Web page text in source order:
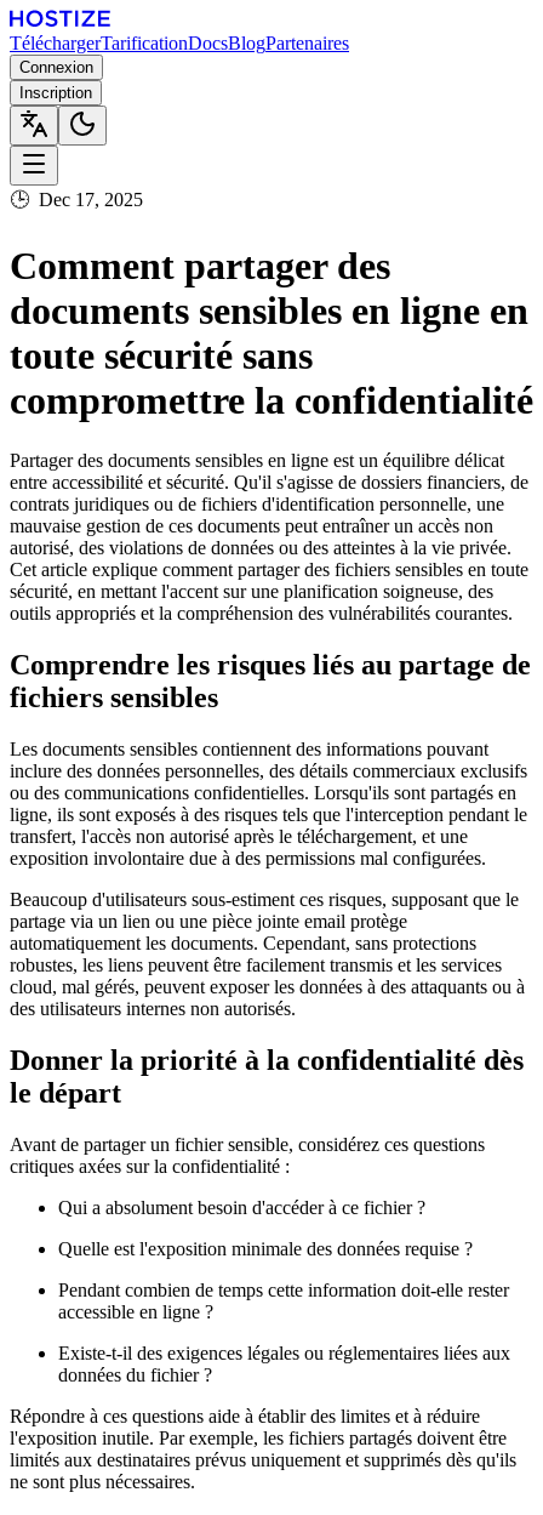
TéléchargerTarificationDocsBlogPartenaires
Connexion
Inscription
🕒 Dec 17, 2025
Comment partager des
documents sensibles en ligne en
toute sécurité sans
compromettre la confidentialité
Partager des documents sensibles en ligne est un équilibre délicat
entre accessibilité et sécurité. Qu'il s'agisse de dossiers financiers, de
contrats juridiques ou de fichiers d'identification personnelle, une
mauvaise gestion de ces documents peut entraîner un accès non
autorisé, des violations de données ou des atteintes à la vie privée.
Cet article explique comment partager des fichiers sensibles en toute
sécurité, en mettant l'accent sur une planification soigneuse, des
outils appropriés et la compréhension des vulnérabilités courantes.
Comprendre les risques liés au partage de
fichiers sensibles
Les documents sensibles contiennent des informations pouvant
inclure des données personnelles, des détails commerciaux exclusifs
ou des communications confidentielles. Lorsqu'ils sont partagés en
ligne, ils sont exposés à des risques tels que l'interception pendant le
transfert, l'accès non autorisé après le téléchargement, et une
exposition involontaire due à des permissions mal configurées.
Beaucoup d'utilisateurs sous-estiment ces risques, supposant que le
partage via un lien ou une pièce jointe email protège
automatiquement les documents. Cependant, sans protections
robustes, les liens peuvent être facilement transmis et les services
cloud, mal gérés, peuvent exposer les données à des attaquants ou à
des utilisateurs internes non autorisés.
Donner la priorité à la confidentialité dès
le départ
Avant de partager un fichier sensible, considérez ces questions
critiques axées sur la confidentialité :
Qui a absolument besoin d'accéder à ce fichier ?
Quelle est l'exposition minimale des données requise ?
Pendant combien de temps cette information doit-elle rester
accessible en ligne ?
Existe-t-il des exigences légales ou réglementaires liées aux
données du fichier ?
Répondre à ces questions aide à établir des limites et à réduire
l'exposition inutile. Par exemple, les fichiers partagés doivent être
limités aux destinataires prévus uniquement et supprimés dès qu'ils
ne sont plus nécessaires.